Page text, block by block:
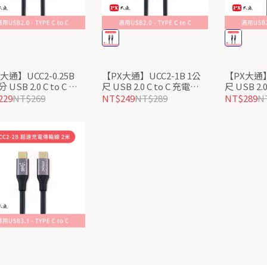
通】UCC2-0.25B
USB 2.0 C to C 充
線/USB TYPE C行
專用/數據+充電2合
NT$269
【PX大通】UCC2-1B 1公
尺 USB 2.0 C to C 充電傳
輸線：數據+充電2合1、
480Mbps高速傳輸、支援
NT$249NT$289
【PX大
尺 USB
輸線：數
NT$289